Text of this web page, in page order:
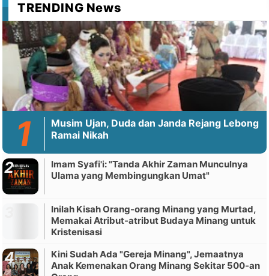
TRENDING News
Musim Ujan, Duda dan Janda Rejang Lebong
Ramai Nikah
Imam Syafi'i: "Tanda Akhir Zaman Munculnya
Ulama yang Membingungkan Umat"
Inilah Kisah Orang-orang Minang yang Murtad,
Memakai Atribut-atribut Budaya Minang untuk
Kristenisasi
Kini Sudah Ada "Gereja Minang", Jemaatnya
Anak Kemenakan Orang Minang Sekitar 500-an